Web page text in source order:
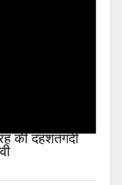
की दहशतगर्दी